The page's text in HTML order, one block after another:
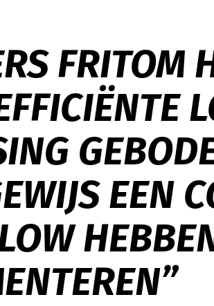
FRITOM
EEN